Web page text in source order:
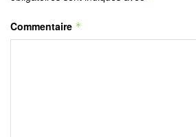
Commentaire *